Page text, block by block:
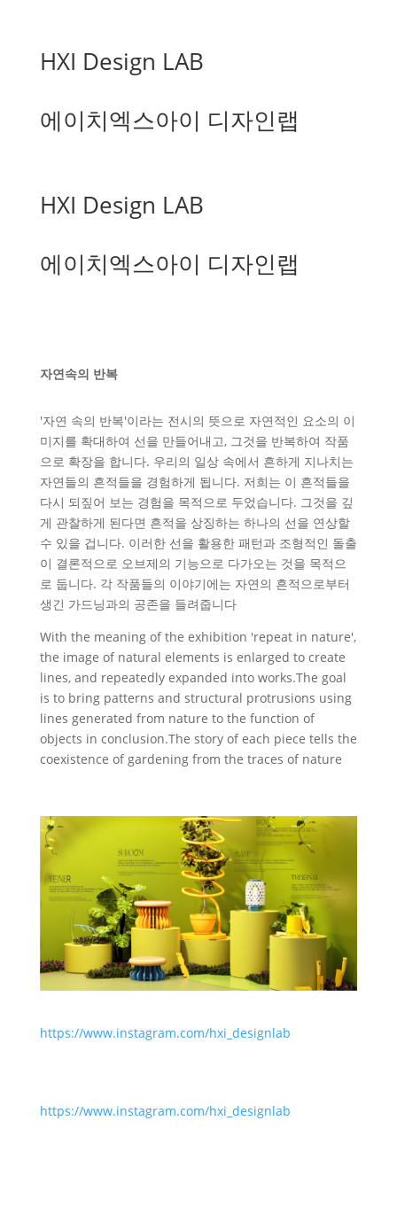
HXI Design LAB
에이치엑스아이 디자인랩
HXI Design LAB
에이치엑스아이 디자인랩
자연속의 반복
'자연 속의 반복'이라는 전시의 뜻으로 자연적인 요소의 이
미지를 확대하여 선을 만들어내고, 그것을 반복하여 작품
으로 확장을 합니다. 우리의 일상 속에서 흔하게 지나치는
자연들의 흔적들을 경험하게 됩니다. 저희는 이 흔적들을
다시 되짚어 보는 경험을 목적으로 두었습니다. 그것을 깊
게 관찰하게 된다면 흔적을 상징하는 하나의 선을 연상할
수 있을 겁니다. 이러한 선을 활용한 패턴과 조형적인 돌출
이 결론적으로 오브제의 기능으로 다가오는 것을 목적으
로 둡니다. 각 작품들의 이야기에는 자연의 흔적으로부터
생긴 가드닝과의 공존을 들려줍니다
With the meaning of the exhibition 'repeat in nature',
the image of natural elements is enlarged to create
lines, and repeatedly expanded into works.The goal
is to bring patterns and structural protrusions using
lines generated from nature to the function of
objects in conclusion.The story of each piece tells the
coexistence of gardening from the traces of nature
https://www.instagram.com/hxi_designlab
https://www.instagram.com/hxi_designlab